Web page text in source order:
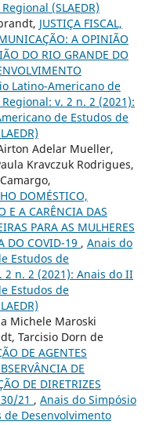
(SLAEDR)
JUSTIÇA FISCAL,
A OPINIÃO
DO RIO GRANDE DO
Latino-Americano de
v. 2 n. 2 (2021):
de Estudos de
Adelar Mueller,
Kravczuk Rodrigues,
DOMÉSTICO,
E A CARÊNCIA DAS
PARA AS MULHERES
DO COVID-19 , Anais do
Estudos de
2 n. 2 (2021): Anais do II
Estudos de
Michele Maroski
Tarcisio Dorn de
DE AGENTES
DE
DE DIRETRIZES
21 , Anais do Simpósio
de Desenvolvimento